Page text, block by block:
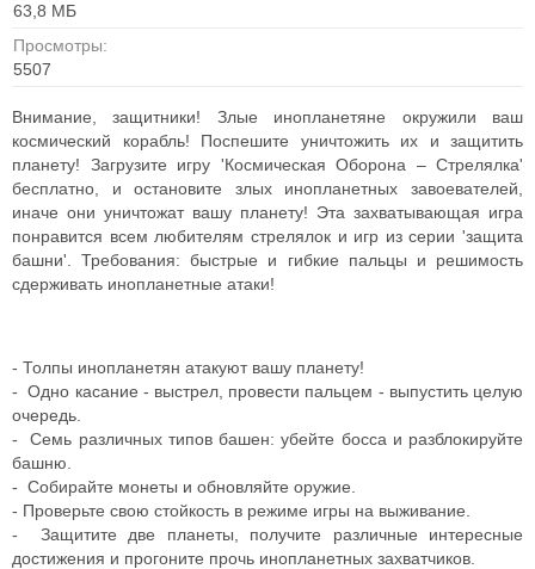
63,8 МБ
Просмотры:
5507
Внимание, защитники! Злые инопланетяне окружили ваш
космический корабль! Поспешите уничтожить их и защитить
планету! Загрузите игру 'Космическая Оборона – Стрелялка'
бесплатно, и остановите злых инопланетных завоевателей,
иначе они уничтожат вашу планету! Эта захватывающая игра
понравится всем любителям стрелялок и игр из серии 'защита
башни'. Требования: быстрые и гибкие пальцы и решимость
сдерживать инопланетные атаки!
- Толпы инопланетян атакуют вашу планету!
- Одно касание - выстрел, провести пальцем - выпустить целую
очередь.
- Семь различных типов башен: убейте босса и разблокируйте
башню.
- Собирайте монеты и обновляйте оружие.
- Проверьте свою стойкость в режиме игры на выживание.
- Защитите две планеты, получите различные интересные
достижения и прогоните прочь инопланетных захватчиков.